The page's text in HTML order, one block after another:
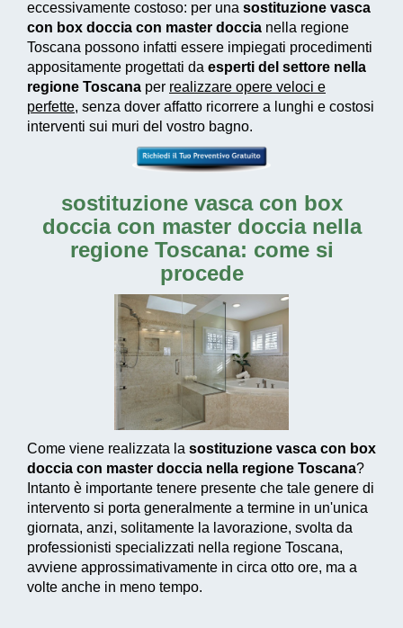
eccessivamente costoso: per una sostituzione vasca
con box doccia con master doccia nella regione
Toscana possono infatti essere impiegati procedimenti
appositamente progettati da esperti del settore nella
regione Toscana per realizzare opere veloci e
perfette, senza dover affatto ricorrere a lunghi e costosi
interventi sui muri del vostro bagno.
sostituzione vasca con box
doccia con master doccia nella
regione Toscana: come si
procede
Come viene realizzata la sostituzione vasca con box
doccia con master doccia nella regione Toscana?
Intanto è importante tenere presente che tale genere di
intervento si porta generalmente a termine in un'unica
giornata, anzi, solitamente la lavorazione, svolta da
professionisti specializzati nella regione Toscana,
avviene approssimativamente in circa otto ore, ma a
volte anche in meno tempo.